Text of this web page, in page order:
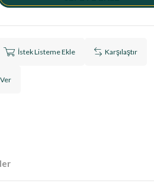
İstek Listeme Ekle Karşılaştır